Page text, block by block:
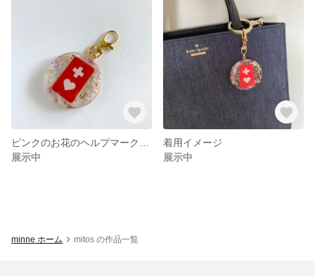
展示中
着用イメージ
展示中
minne ホーム mitos の作品一覧